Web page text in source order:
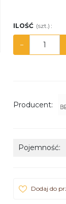
ILOŚĆ (szt.) :
−
Producent:
Pojemność:
Dodaj do